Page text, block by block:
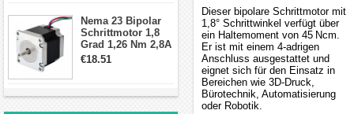
Nema 23 Bipolar
Schrittmotor 1,8
Grad 1,26 Nm 2,8A
2,5V 4 Drähte
€18.51
Dieser bipolare Schrittmotor mit
1,8° Schrittwinkel verfügt über
ein Haltemoment von 45 Ncm.
Er ist mit einem 4-adrigen
Anschluss ausgestattet und
eignet sich für den Einsatz in
Bereichen wie 3D-Druck,
Bürotechnik, Automatisierung
oder Robotik.